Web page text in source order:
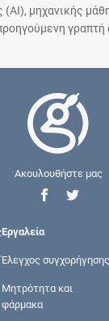
(AI), μηχανικής
γραπτή
Ακουλουθήστε μας
Εργαλεία
Έλεγχος συγχορήγησης
Μητρότητα και
φάρμακα